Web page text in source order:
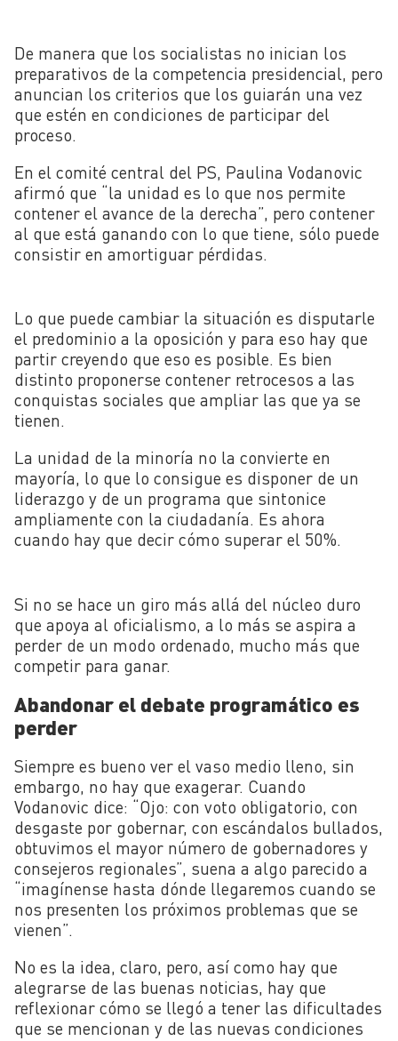
De manera que los socialistas no inician los
preparativos de la competencia presidencial, pero
anuncian los criterios que los guiarán una vez
que estén en condiciones de participar del
proceso.
En el comité central del PS, Paulina Vodanovic
afirmó que “la unidad es lo que nos permite
contener el avance de la derecha”, pero contener
al que está ganando con lo que tiene, sólo puede
consistir en amortiguar pérdidas.
Lo que puede cambiar la situación es disputarle
el predominio a la oposición y para eso hay que
partir creyendo que eso es posible. Es bien
distinto proponerse contener retrocesos a las
conquistas sociales que ampliar las que ya se
tienen.
La unidad de la minoría no la convierte en
mayoría, lo que lo consigue es disponer de un
liderazgo y de un programa que sintonice
ampliamente con la ciudadanía. Es ahora
cuando hay que decir cómo superar el 50%.
Si no se hace un giro más allá del núcleo duro
que apoya al oficialismo, a lo más se aspira a
perder de un modo ordenado, mucho más que
competir para ganar.
Abandonar el debate programático es
perder
Siempre es bueno ver el vaso medio lleno, sin
embargo, no hay que exagerar. Cuando
Vodanovic dice: “Ojo: con voto obligatorio, con
desgaste por gobernar, con escándalos bullados,
obtuvimos el mayor número de gobernadores y
consejeros regionales”, suena a algo parecido a
“imagínense hasta dónde llegaremos cuando se
nos presenten los próximos problemas que se
vienen”.
No es la idea, claro, pero, así como hay que
alegrarse de las buenas noticias, hay que
reflexionar cómo se llegó a tener las dificultades
que se mencionan y de las nuevas condiciones